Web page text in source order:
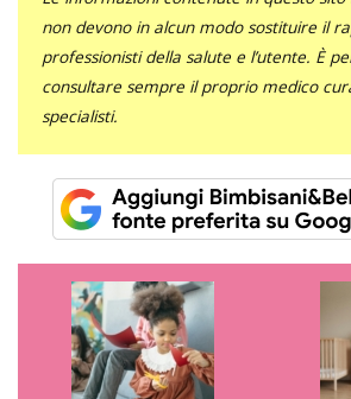
non devono in alcun modo sostituire il
professionisti della salute e l’utente. È
consultare sempre il proprio medico
specialisti.